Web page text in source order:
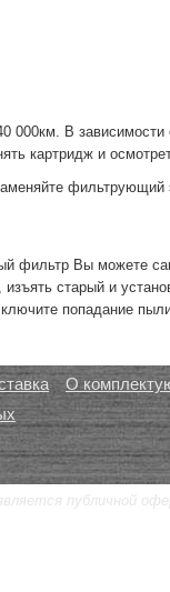
В зависимости
картридж и
фильтр Вы можете
старый и
попадание
О
публичной